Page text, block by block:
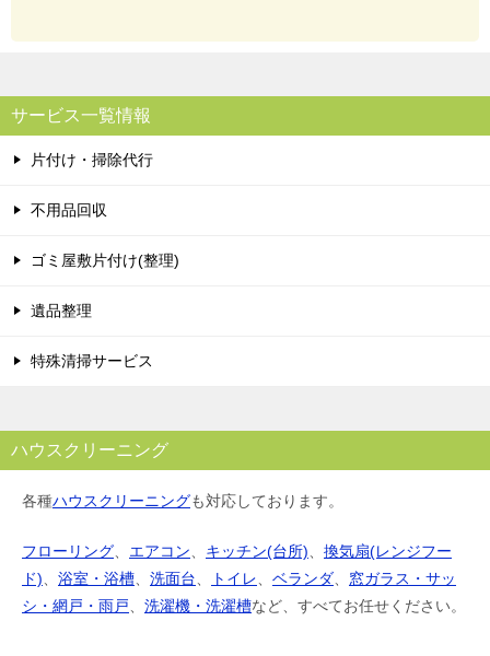
サービス一覧情報
片付け・掃除代行
不用品回収
ゴミ屋敷片付け(整理)
遺品整理
特殊清掃サービス
ハウスクリーニング
各種ハウスクリーニングも対応しております。
フローリング エアコン キッチン(台所)
換気扇(レンジフー
ド)
浴室・浴槽 洗面台 トイレ ベランダ
窓ガラス・サッ
シ・網戸・雨戸
洗濯機・洗濯槽など、すべてお任せください。